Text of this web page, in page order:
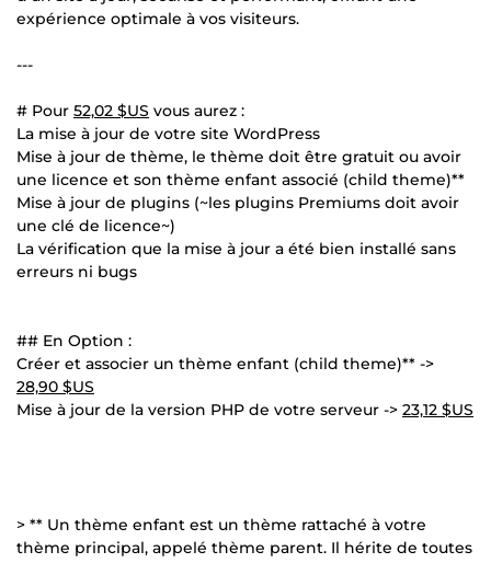
expérience optimale à vos visiteurs.
---
# Pour 52,02 $US vous aurez :
La mise à jour de votre site WordPress
Mise à jour de thème, le thème doit être gratuit ou avoir
une licence et son thème enfant associé (child theme)**
Mise à jour de plugins (~les plugins Premiums doit avoir
une clé de licence~)
La vérification que la mise à jour a été bien installé sans
erreurs ni bugs
## En Option :
Créer et associer un thème enfant (child theme)** ->
28,90 $US
Mise à jour de la version PHP de votre serveur -> 23,12 $US
> ** Un thème enfant est un thème rattaché à votre
thème principal, appelé thème parent. Il hérite de toutes